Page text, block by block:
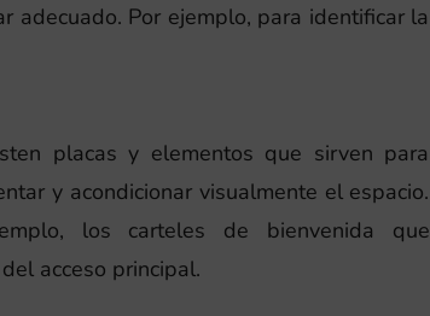
adecuado. Por ejemplo, para identificar la
placas y elementos que sirven para
y acondicionar visualmente el espacio.
los carteles de bienvenida que
acceso principal.